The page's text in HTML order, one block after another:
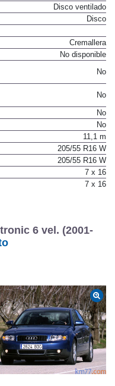
Disco ventilado
Disco
Cremallera
No disponible
No
No
No
No
11,1 m
205/55 R16 W
205/55 R16 W
7 x 16
7 x 16
6 vel. (2001-